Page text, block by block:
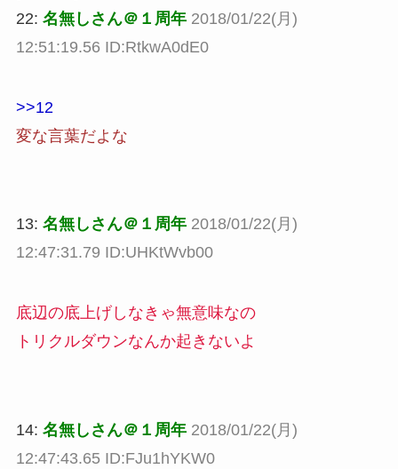
22: 名無しさん＠１周年 2018/01/22(月)
12:51:19.56 ID:RtkwA0dE0
>>12
変な言葉だよな
13: 名無しさん＠１周年 2018/01/22(月)
12:47:31.79 ID:UHKtWvb00
底辺の底上げしなきゃ無意味なの
トリクルダウンなんか起きないよ
14: 名無しさん＠１周年 2018/01/22(月)
12:47:43.65 ID:FJu1hYKW0